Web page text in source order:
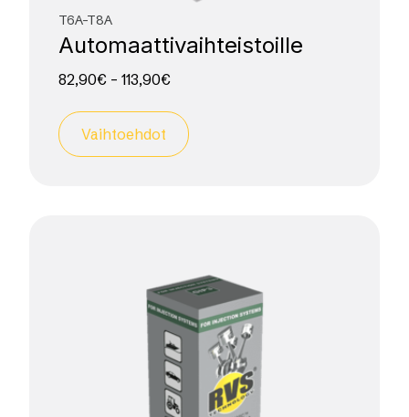
T6A-T8A
Automaatti­vaihteistoille
82,90€ – 113,90€
Vaihtoehdot